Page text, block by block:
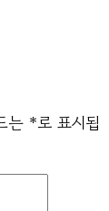
는 *로 표시됩